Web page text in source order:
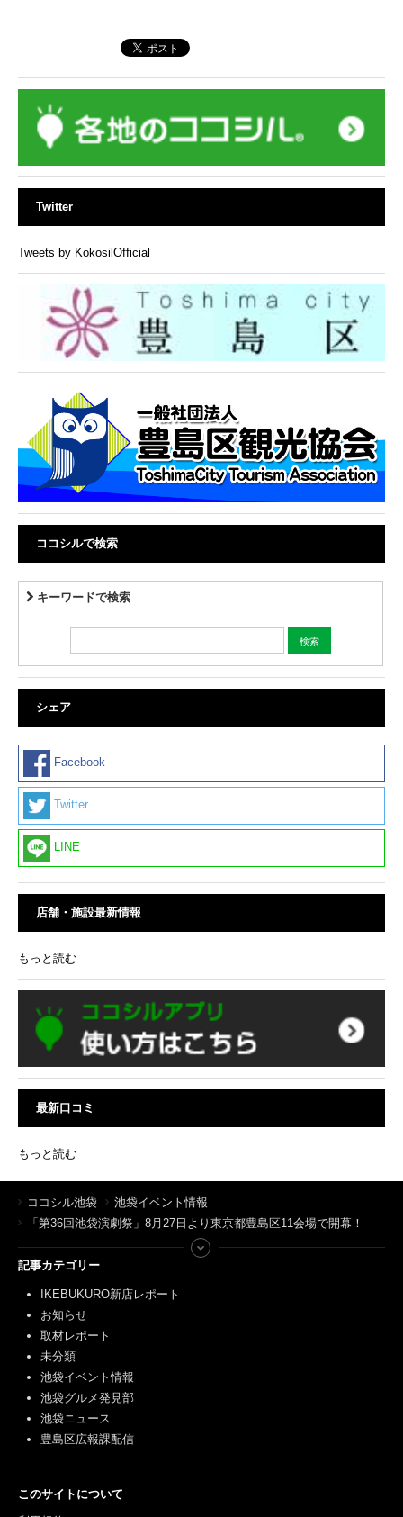
Twitter
Tweets by KokosilOfficial
ココシルで検索
キーワードで検索
シェア
Facebook
Twitter
LINE
店舗・施設最新情報
もっと読む
最新口コミ
もっと読む
ココシル池袋
池袋イベント情報
「第36回池袋演劇祭」8月27日より東京都豊島区11会場で開幕！
記事カテゴリー
IKEBUKURO新店レポート
お知らせ
取材レポート
未分類
池袋イベント情報
池袋グルメ発見部
池袋ニュース
豊島区広報課配信
このサイトについて